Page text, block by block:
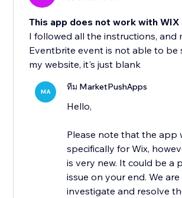
This app does not work with WIX
I followed all the instructions, and
Eventbrite event is not able to be
my website, it's just blank
MA ทีม MarketPushApps
Hello,
Please note that the app
specifically for Wix,
is very new. It could be a
issue on your end. We
investigate and resolve